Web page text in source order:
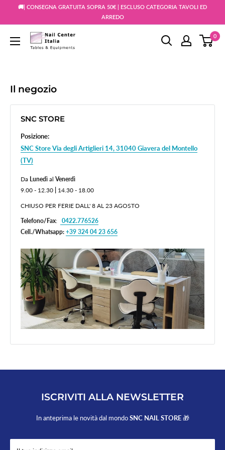
🚚| CONSEGNA GRATUITA SOPRA 50€ | ESCLUSO CATEGORIA TAVOLI ED
ARREDO
Snc
Nail
0
Il negozio
SNC STORE
Posizione:
SNC Store Via degli Artiglieri 14, 31040 Giavera del Montello
(TV)
Da Lunedì al Venerdì
9.00 - 12.30
14.30 - 18.00
CHIUSO PER FERIE DALL' 8 AL 23 AGOSTO
Telefono/Fax: 0422.776526
Cell./Whatsapp: +39 324 04 23 656
ISCRIVITI ALLA NEWSLETTER
In anteprima le novità dal mondoSNC NAIL STORE🎁